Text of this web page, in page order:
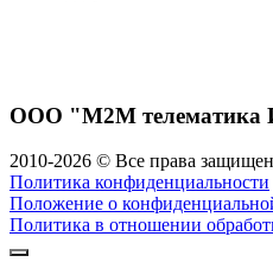
ООО "М2М телематика
2010-2026 © Все права
Политика конфиденциальности
Положение о
Политика в отношении